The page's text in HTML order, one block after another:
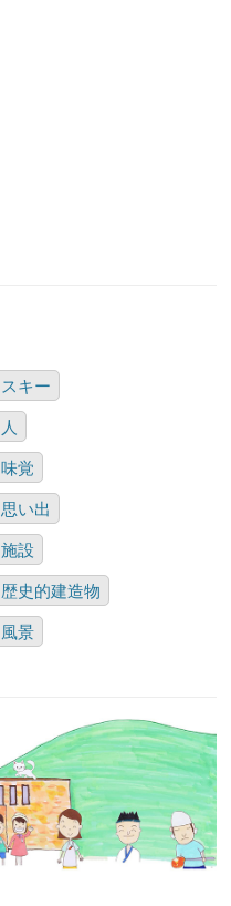
スキー
人
味覚
思い出
施設
歴史的建造物
風景